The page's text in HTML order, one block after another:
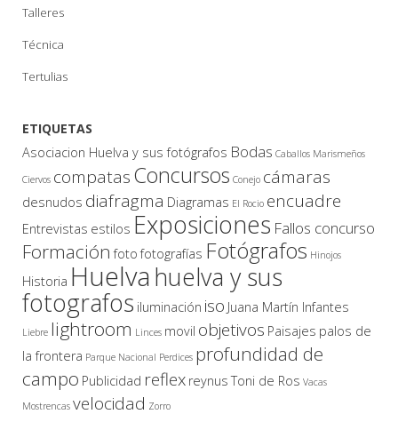
Talleres
Técnica
Tertulias
ETIQUETAS
Asociacion Huelva y sus fotógrafos Bodas Caballos Marismeños
Ciervos compatasConcursos Conejo cámaras
desnudos diafragma Diagramas El Rocio encuadre
Entrevistas estilos Exposiciones Fallos concurso
Formación foto fotografías Fotógrafos Hinojos
Historia Huelvahuelva y sus
fotografos iluminación iso Juana Martín Infantes
Liebre lightroom Linces movil objetivos Paisajes palos de
la frontera Parque Nacional Perdices profundidad de
campo Publicidad reflex reynus Toni de Ros Vacas
Mostrencas velocidad Zorro